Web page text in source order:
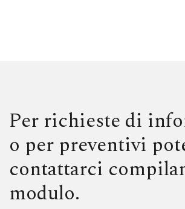
Per richieste di
o per preventivi
contattarci
modulo.